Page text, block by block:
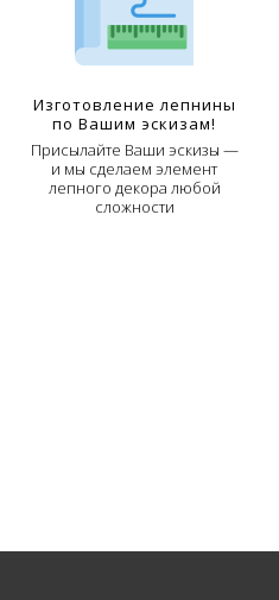
Изготовление лепнины
по Вашим эскизам!
Присылайте Ваши эскизы —
и мы сделаем элемент
лепного декора любой
сложности